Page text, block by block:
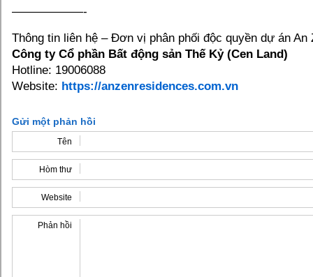
——————-
Thông tin liên hệ – Đơn vị phân phối độc quyền dự án An
Công ty Cổ phần Bất động sản Thế Kỷ (Cen Land)
Hotline: 19006088
Website: https://anzenresidences.com.vn
Gửi một phản hồi
Tên
Hòm thư
Website
Phản hồi